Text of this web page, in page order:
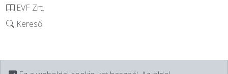
EVF Zrt.
Kereső